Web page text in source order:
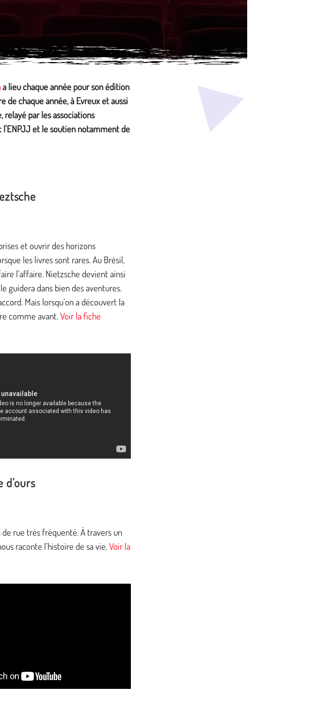
a lieu chaque année pour son édition
chaque année, à Evreux et aussi
relayé par les associations
l'ENPJJ et le soutien notamment de
et ouvrir des horizons
les livres sont rares. Au Brésil,
l’affaire. Nietzsche devient ainsi
guidera dans bien des aventures.
Mais lorsqu’on a découvert la
comme avant.Voir la fiche
d'ours
rue très fréquenté. À travers un
raconte l’histoire de sa vie.Voir la